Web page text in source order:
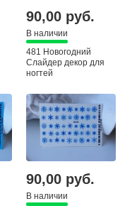
90,00 руб.
В наличии
481 Новогодний
Слайдер декор для
ногтей
90,00 руб.
В наличии